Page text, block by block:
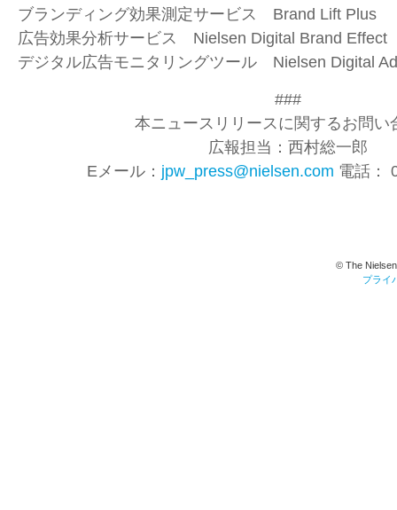
ブランディング効果測定サービス Brand Lift Plus
広告効果分析サービス Nielsen Digital Brand Effect
デジタル広告モニタリングツール Nielsen Digital
###
本ニュースリリースに関するお問い
広報担当：西村総一郎
Eメール： jpw_press@nielsen.com 電話：
© The
プライ